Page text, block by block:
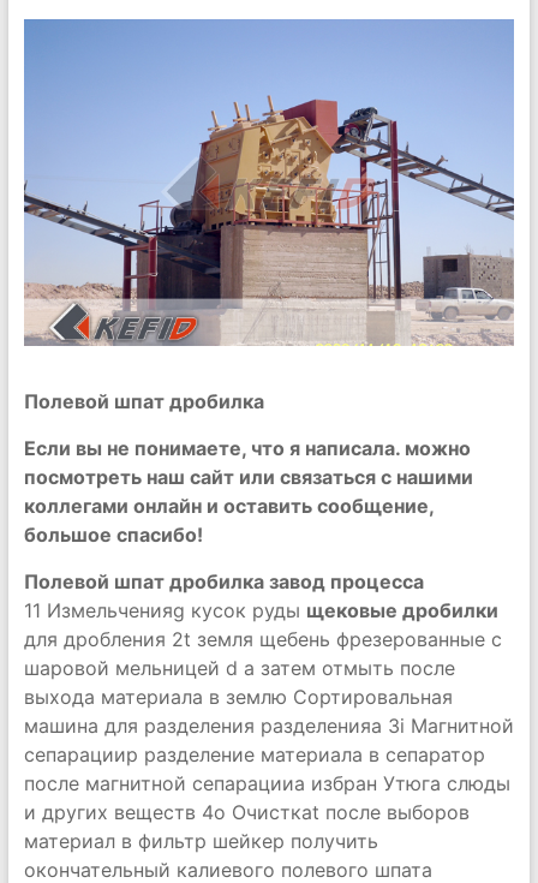
Полевой шпат дробилка
Если вы не понимаете, что я написала. можно
посмотреть наш сайт или связаться с нашими
коллегами онлайн и оставить сообщение,
большое спасибо!
Полевой шпат дробилка завод процесса
11 Измельченияg кусок руды щековые дробилки
для дробления 2t земля щебень фрезерованные с
шаровой мельницей d а затем отмыть после
выхода материала в землю Сортировальная
машина для разделения разделенияa 3i Магнитной
сепарацииp разделение материала в сепаратор
после магнитной сепарацииa избран Утюгa слюды
и других веществ 4o Очисткаt после выборов
материал в фильтр шейкер получить
окончательный калиевого полевого шпата